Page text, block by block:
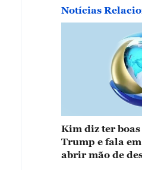
Notícias
Kim diz ter
Trump e fala
abrir mão de